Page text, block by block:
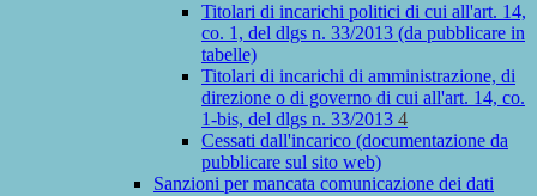
Titolari di incarichi politici di cui all'art. 14,
co. 1, del dlgs n. 33/2013 (da pubblicare in
tabelle)
Titolari di incarichi di amministrazione, di
direzione o di governo di cui all'art. 14, co.
1-bis, del dlgs n. 33/2013 4
Cessati dall'incarico (documentazione da
pubblicare sul sito web)
Sanzioni per mancata comunicazione dei dati